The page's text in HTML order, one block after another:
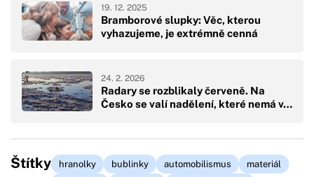
Bramborové slupky: Věc, kterou
vyhazujeme, je extrémně cenná
19. 12. 2025
Radary se rozblikaly červeně. Na
Česko se valí nadělení, které nemá v…
24. 2. 2026
Štítky hranolky bublinky automobilismus
materiál